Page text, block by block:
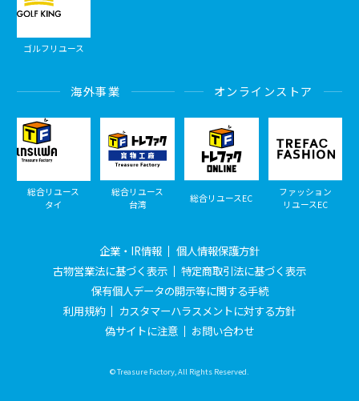
ゴルフリユース
海外事業
総合リユース
タイ
総合リユース
台湾
オンラインストア
総合リユースEC
ファッション
リユースEC
企業・IR情報
個人情報保護方針
古物営業法に基づく表示
特定商取引法に基づく表示
保有個人データの開示等に関する手続
利用規約
カスタマーハラスメントに対する方針
偽サイトに注意
お問い合わせ
© Treasure Factory, All Rights Reserved.